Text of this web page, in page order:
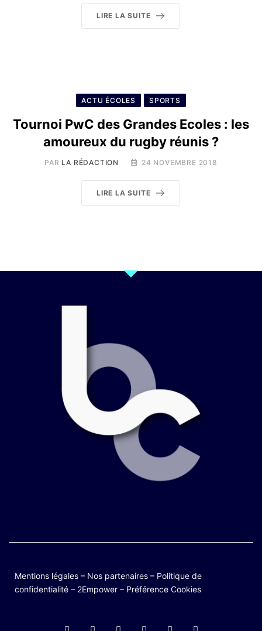
LIRE LA SUITE
ACTU ÉCOLES SPORTS
Tournoi PwC des Grandes Ecoles : les
amoureux du rugby réunis ?
PAR LA RÉDACTION 24 NOVEMBRE 2018
LIRE LA SUITE
Mentions légales – Nos partenaires – Politique de
confidentialité – 2Empower – Préférence Cookies